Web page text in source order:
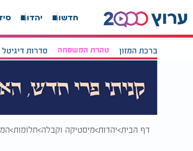
חדשות יהדות
ברכת המזון טהרת המשפחה סדרות דיגיטל
דף הבית יהדות מיסטיקה וקבלה חלומות